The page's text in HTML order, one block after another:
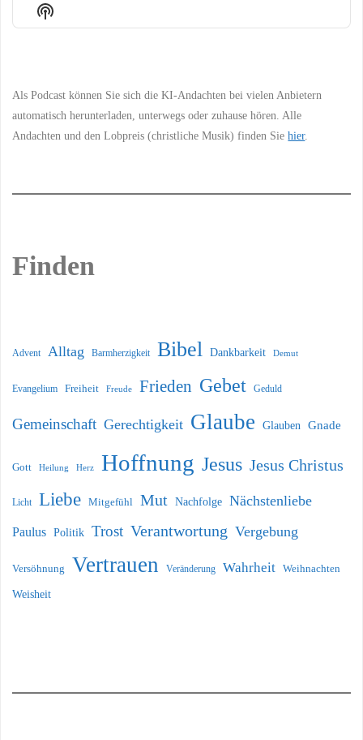
Show
Podcast
Als Podcast können Sie sich die KI-Andachten bei vielen Anbietern
automatisch herunterladen, unterwegs oder zuhause hören. Alle
Andachten und den Lobpreis (christliche Musik) finden Siehier.
Finden
Advent Alltag Barmherzigkeit Bibel Dankbarkeit Demut
Evangelium Freiheit Freude Frieden Gebet Geduld
Gemeinschaft Gerechtigkeit Glaube Glauben Gnade
Gott Heilung Herz Hoffnung Jesus Jesus Christus
Licht Liebe Mitgefühl Mut Nachfolge Nächstenliebe
Paulus Politik Trost Verantwortung Vergebung
Versöhnung Vertrauen Veränderung Wahrheit Weihnachten
Weisheit